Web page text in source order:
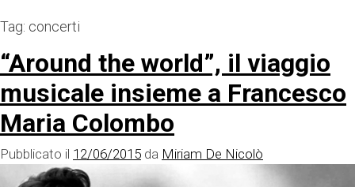
Tag: concerti
“Around the world”, il viaggio
musicale insieme a Francesco
Maria Colombo
Pubblicato il 12/06/2015 da Miriam De Nicolò